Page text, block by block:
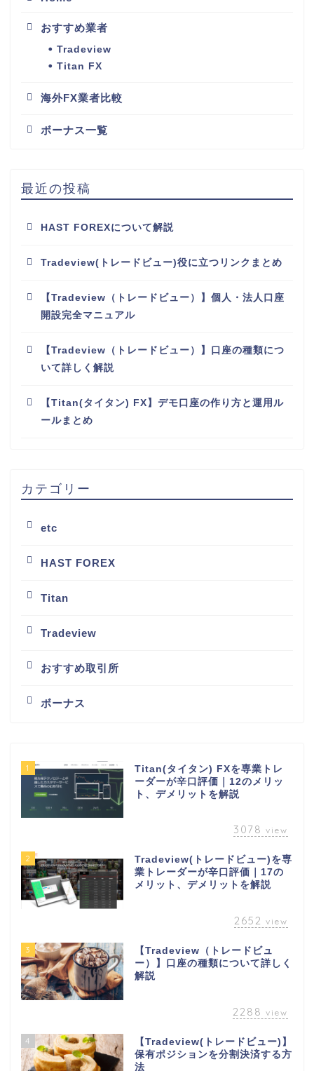
おすすめ業者
Tradeview
Titan FX
海外FX業者比較
ボーナス一覧
最近の投稿
HAST FOREXについて解説
Tradeview(トレードビュー)役に立つリンクまとめ
【Tradeview（トレードビュー）】個人・法人口座
開設完全マニュアル
【Tradeview（トレードビュー）】口座の種類につ
いて詳しく解説
【Titan(タイタン) FX】デモ口座の作り方と運用ル
ールまとめ
カテゴリー
etc
HAST FOREX
Titan
Tradeview
おすすめ取引所
ボーナス
1
Titan(タイタン) FXを専業トレ
ーダーが辛口評価｜12のメリッ
ト、デメリットを解説
3078 view
2
Tradeview(トレードビュー)を専
業トレーダーが辛口評価｜17の
メリット、デメリットを解説
2652 view
3
【Tradeview（トレードビュ
ー）】口座の種類について詳しく
解説
2288 view
4
【Tradeview(トレードビュー)】
保有ポジションを分割決済する方
法